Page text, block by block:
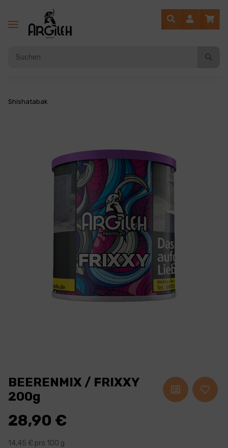
Shishatabak
BEERENMIX / FRIXXY
200g
28,90 €
14,45 € pro 100 g